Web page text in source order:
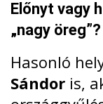
Előnyt vagy
„nagy öreg”?
Hasonló
Sándor is,